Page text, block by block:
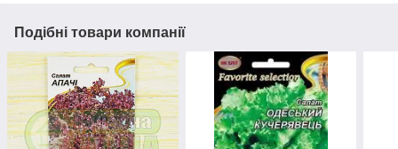
Подібні товари компанії